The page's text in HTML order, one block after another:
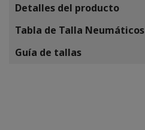
Detalles del producto
Tabla de Talla Neumáticos
Guía de tallas